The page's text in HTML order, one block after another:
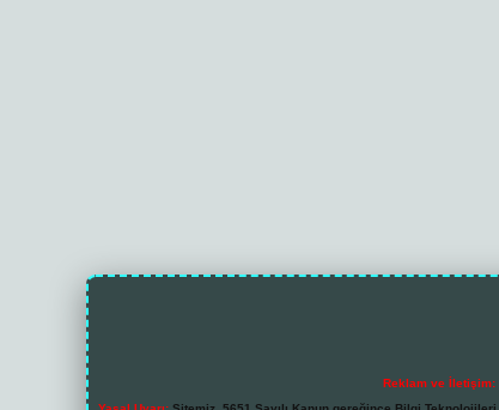
Reklam ve İletişim: